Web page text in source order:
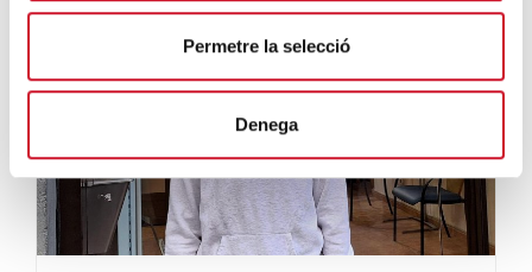
Permetre la selecció
Denega